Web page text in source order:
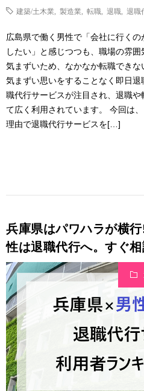
建築/土木業 製造業 転職 退職 退職
広島県で働く男性で「会社に行く
したい」と感じつつも、職場の雰
気まずいため、なかなか転職できな
気まずい思いをすることなく即日
職代行サービスが注目され、退職
て広く利用されています。 今回は
理由で退職代行サービスを[…]
兵庫県はパワハラが横
性は退職代行へ。すぐ相